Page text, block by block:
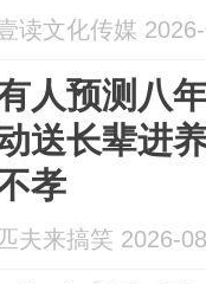
预测
读文化传媒
人预测八
送长辈进
孝
匹夫来搞笑 2026-